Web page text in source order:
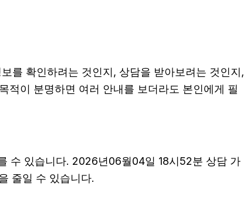
를 확인하려는 것인지, 상담을 받아보려는 것인지,
적이 분명하면 여러 안내를 보더라도 본인에게 필
수 있습니다. 2026년06월04일 18시52분 상담 가
줄일 수 있습니다.